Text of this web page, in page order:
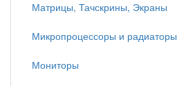
Матрицы, Тачскрины, Экраны
Микропроцессоры и радиаторы
Мониторы